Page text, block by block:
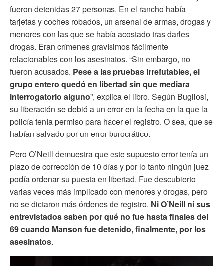
fueron detenidas 27 personas. En el rancho había
tarjetas y coches robados, un arsenal de armas, drogas y
menores con las que se había acostado tras darles
drogas. Eran crímenes gravísimos fácilmente
relacionables con los asesinatos. “Sin embargo, no
fueron acusados. Pese a las pruebas irrefutables, el
grupo entero quedó en libertad sin que mediara
interrogatorio alguno”, explica el libro. Según Bugliosi,
su liberación se debió a un error en la fecha en la que la
policía tenía permiso para hacer el registro. O sea, que se
habían salvado por un error burocrático.
Pero O’Neill demuestra que este supuesto error tenía un
plazo de corrección de 10 días y por lo tanto ningún juez
podía ordenar su puesta en libertad. Fue descubierto
varias veces más implicado con menores y drogas, pero
no se dictaron más órdenes de registro. Ni O’Neill ni sus
entrevistados saben por qué no fue hasta finales del
69 cuando Manson fue detenido, finalmente, por los
asesinatos.